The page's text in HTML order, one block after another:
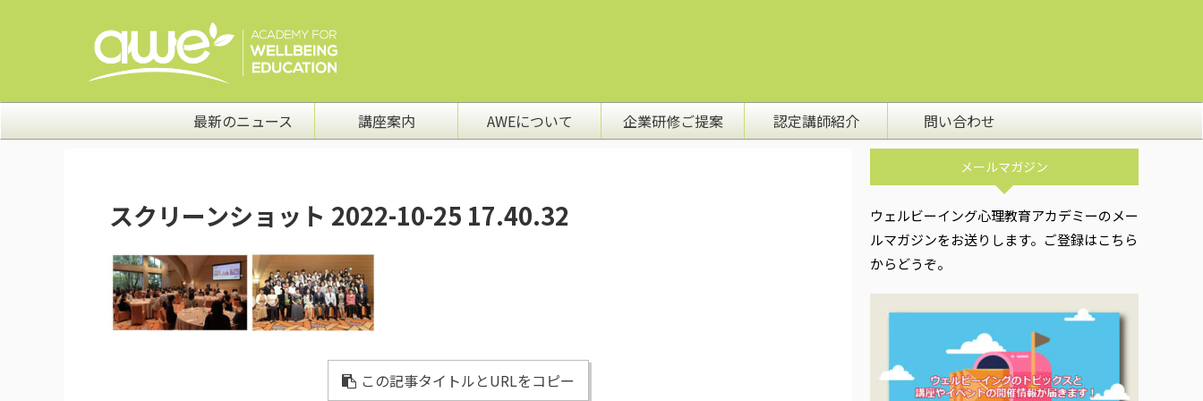
最新のニュース 講座案内 AWEについて 企業研修ご提案 認定講師紹介 問い合わせ
スクリーンショット 2022-10-25 17.40.32
この記事タイトルとURLをコピー
メールマガジン
ウェルビーイング心理教育アカデミーのメー
ルマガジンをお送りします。ご登録はこちら
からどうぞ。